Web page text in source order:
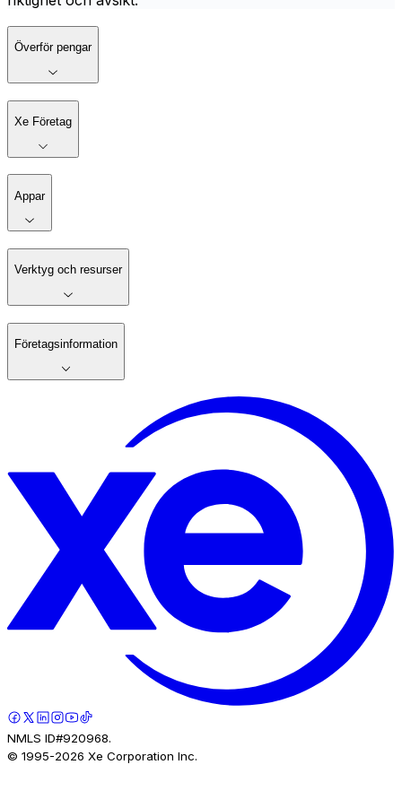
Överför pengar
Xe Företag
Appar
Verktyg och resurser
Företagsinformation
NMLS ID#920968.
© 1995-2026 Xe Corporation Inc.